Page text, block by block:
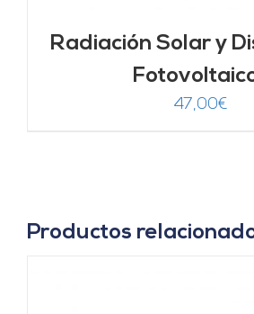
Radiación Solar y
47,00€
Productos